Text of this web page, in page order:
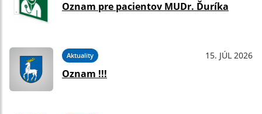
Oznam pre pacientov MUDr. Ďuríka
Aktuality 15. JÚL 2026
Oznam !!!